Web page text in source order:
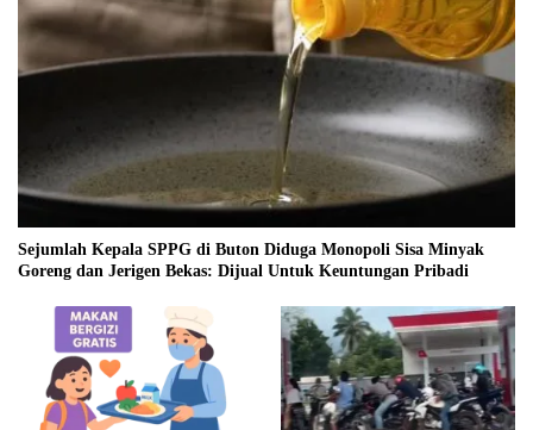
Sejumlah Kepala SPPG di Buton Diduga Monopoli Sisa Minyak
Goreng dan Jerigen Bekas: Dijual Untuk Keuntungan Pribadi